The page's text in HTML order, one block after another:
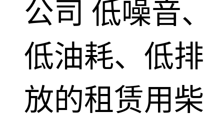
公司 低噪音、
低油耗、低排
放的租赁用柴